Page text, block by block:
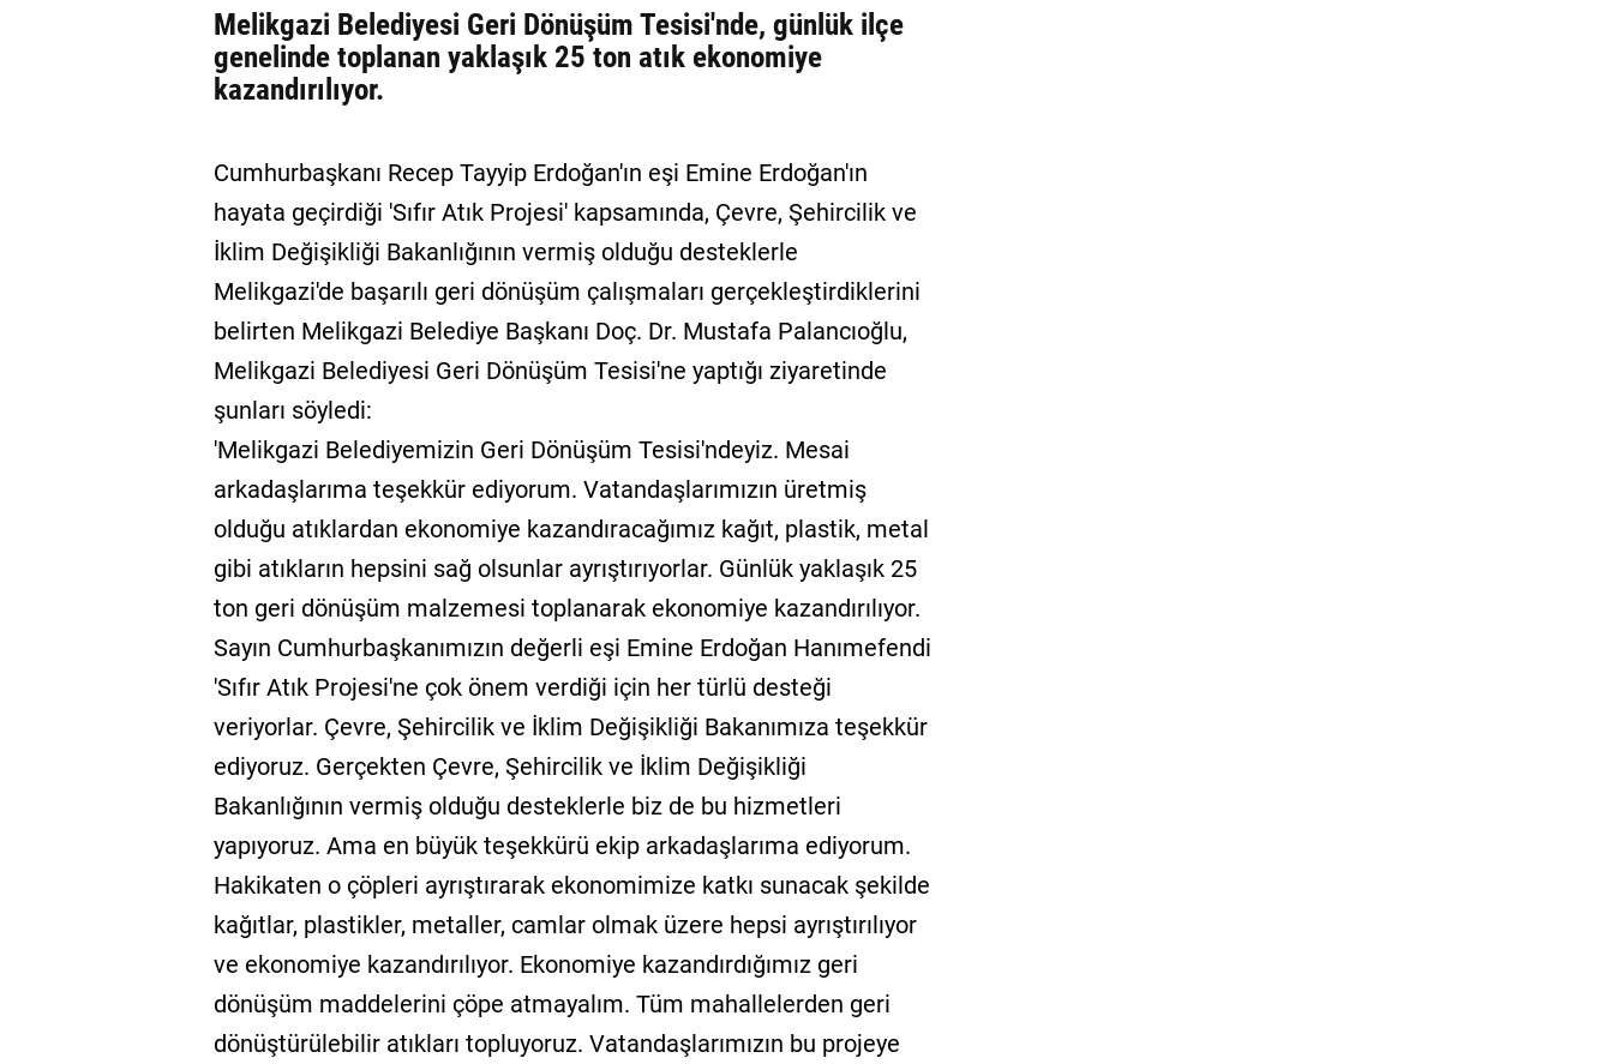
Melikgazi Belediyesi Geri Dönüşüm Tesisi'nde, günlük ilçe
genelinde toplanan yaklaşık 25 ton atık ekonomiye
kazandırılıyor.
Cumhurbaşkanı Recep Tayyip Erdoğan'ın eşi Emine Erdoğan'ın
hayata geçirdiği 'Sıfır Atık Projesi' kapsamında, Çevre, Şehircilik ve
İklim Değişikliği Bakanlığının vermiş olduğu desteklerle
Melikgazi'de başarılı geri dönüşüm çalışmaları gerçekleştirdiklerini
belirten Melikgazi Belediye Başkanı Doç. Dr. Mustafa Palancıoğlu,
Melikgazi Belediyesi Geri Dönüşüm Tesisi'ne yaptığı ziyaretinde
şunları söyledi:
'Melikgazi Belediyemizin Geri Dönüşüm Tesisi'ndeyiz. Mesai
arkadaşlarıma teşekkür ediyorum. Vatandaşlarımızın üretmiş
olduğu atıklardan ekonomiye kazandıracağımız kağıt, plastik, metal
gibi atıkların hepsini sağ olsunlar ayrıştırıyorlar. Günlük yaklaşık 25
ton geri dönüşüm malzemesi toplanarak ekonomiye kazandırılıyor.
Sayın Cumhurbaşkanımızın değerli eşi Emine Erdoğan Hanımefendi
'Sıfır Atık Projesi'ne çok önem verdiği için her türlü desteği
veriyorlar. Çevre, Şehircilik ve İklim Değişikliği Bakanımıza teşekkür
ediyoruz. Gerçekten Çevre, Şehircilik ve İklim Değişikliği
Bakanlığının vermiş olduğu desteklerle biz de bu hizmetleri
yapıyoruz. Ama en büyük teşekkürü ekip arkadaşlarıma ediyorum.
Hakikaten o çöpleri ayrıştırarak ekonomimize katkı sunacak şekilde
kağıtlar, plastikler, metaller, camlar olmak üzere hepsi ayrıştırılıyor
ve ekonomiye kazandırılıyor. Ekonomiye kazandırdığımız geri
dönüşüm maddelerini çöpe atmayalım. Tüm mahallelerden geri
dönüştürülebilir atıkları topluyoruz. Vatandaşlarımızın bu projeye